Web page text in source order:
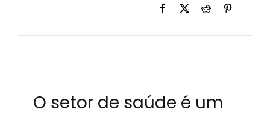
O setor de saúde é um